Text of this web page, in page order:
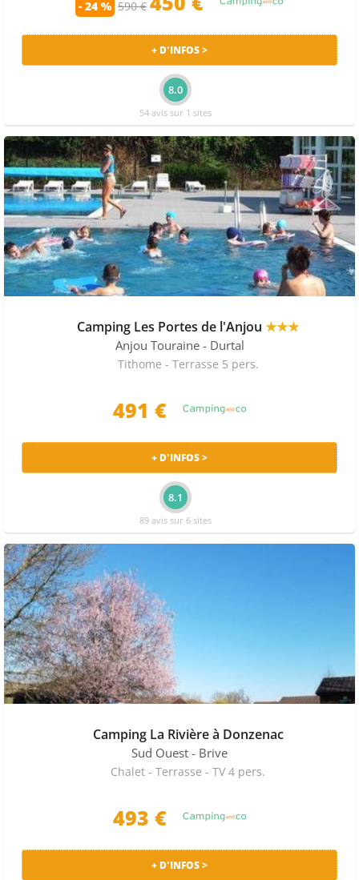
- 24 % 590 €
+ D'INFOS >
8.0
54 avis sur 1 sites
Camping Les Portes de l'Anjou ★★★
Anjou Touraine - Durtal
Tithome - Terrasse 5 pers.
491 €
+ D'INFOS >
8.1
89 avis sur 6 sites
Camping La Rivière à Donzenac
Sud Ouest - Brive
Chalet - Terrasse - TV 4 pers.
493 €
+ D'INFOS >